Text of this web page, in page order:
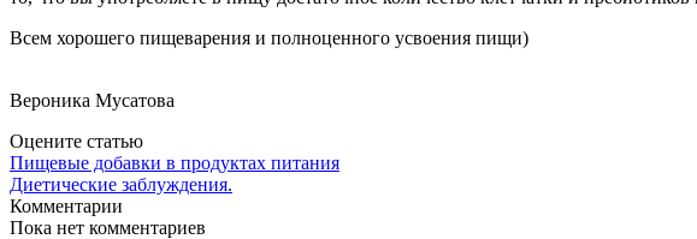
Всем хорошего пищеварения и полноценного усвоения пищи)
Вероника Мусатова
Оцените статью
Пищевые добавки в продуктах питания
Диетические заблуждения.
Комментарии
Пока нет комментариев